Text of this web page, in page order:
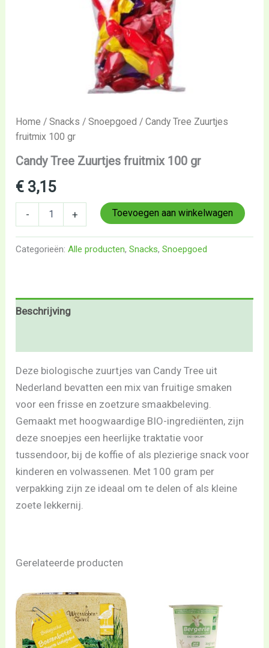
Home /Snacks /Snoepgoed / Candy Tree Zuurtjes
fruitmix 100 gr
Candy Tree Zuurtjes fruitmix 100 gr
€ 3,15
- + Toevoegen aan winkelwagen
Categorieën:Alle producten,Snacks,Snoepgoed
Beschrijving
Deze biologische zuurtjes van Candy Tree uit
Nederland bevatten een mix van fruitige smaken
voor een frisse en zoetzure smaakbeleving.
Gemaakt met hoogwaardige BIO-ingrediënten, zijn
deze snoepjes een heerlijke traktatie voor
tussendoor, bij de koffie of als plezierige snack voor
kinderen en volwassenen. Met 100 gram per
verpakking zijn ze ideaal om te delen of als kleine
zoete lekkernij.
Gerelateerde producten